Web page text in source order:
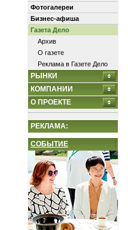
Фотогалереи
Бизнес-афиша
Газета Дело
Архив
О газете
Реклама в Газете Дело
РЫНКИ
КОМПАНИИ
О ПРОЕКТЕ
РЕКЛАМА:
СОБЫТИЕ